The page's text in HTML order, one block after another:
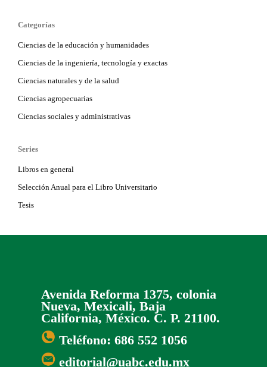
Categorías
Ciencias de la educación y humanidades
Ciencias de la ingeniería, tecnología y exactas
Ciencias naturales y de la salud
Ciencias agropecuarias
Ciencias sociales y administrativas
Series
Libros en general
Selección Anual para el Libro Universitario
Tesis
Avenida Reforma 1375, colonia
Nueva, Mexicali, Baja
California, México. C. P. 21100.
Teléfono: 686 552 1056
editorial@uabc.edu.mx